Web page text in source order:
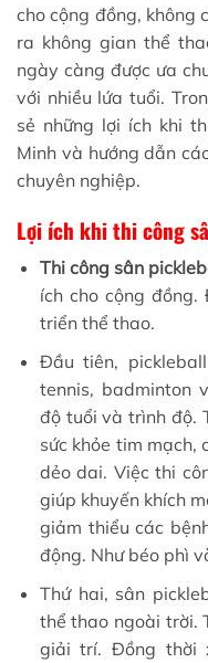
cho cộng đồng, không
ra không gian thể
ngày càng được ưa
với nhiều lứa tuổi.
sẻ những lợi ích khi
Minh và hướng dẫn
chuyên nghiệp.
Lợi ích khi thi công
Thi công sân
ích cho cộng
triển thể thao.
Đầu tiên,
tennis, badminton
độ tuổi và trình độ.
sức khỏe tim mạch,
dẻo dai. Việc thi
giúp khuyến khích
giảm thiểu các
động. Như béo phì
Thứ hai, sân
thể thao ngoài trời.
giải trí. Đồng thời